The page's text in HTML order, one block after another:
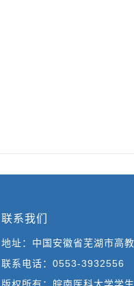
联系我们
地址：中国安徽省芜湖市高
联系电话：0553-3932556